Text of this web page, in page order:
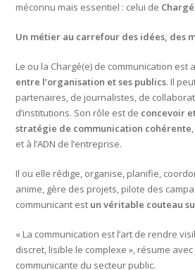
méconnu mais essentiel : celui de
Un métier au carrefour des idées, des
Le ou la Chargé(e) de communication est
entre l’organisation et ses publics. Il
partenaires, de journalistes, de
d’institutions. Son rôle est de concevoir
stratégie de communication cohérente
et à l’ADN de l’entreprise.
Il ou elle rédige, organise, planifie,
anime, gère des projets, pilote des
communicant est un véritable couteau
« La communication est l’art de rendre
discret, lisible le complexe », résume
communicante du secteur public.